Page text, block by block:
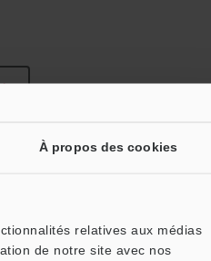
À propos des cookies
relatives aux médias
de notre site avec nos